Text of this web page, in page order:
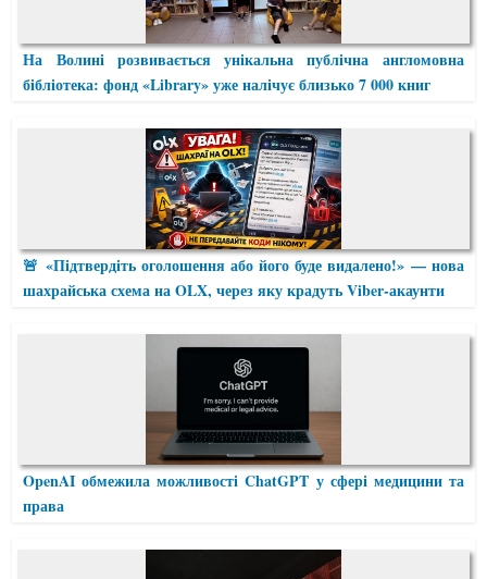
На Волині розвивається унікальна публічна англомовна
бібліотека: фонд «Library» уже налічує близько 7 000 книг
🚨 «Підтвердіть оголошення або його буде видалено!» — нова
шахрайська схема на OLX, через яку крадуть Viber-акаунти
OpenAI обмежила можливості ChatGPT у сфері медицини та
права